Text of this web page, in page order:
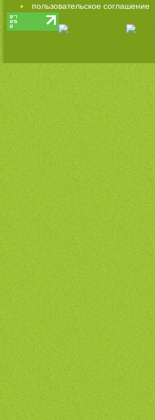
пользовательское соглашение